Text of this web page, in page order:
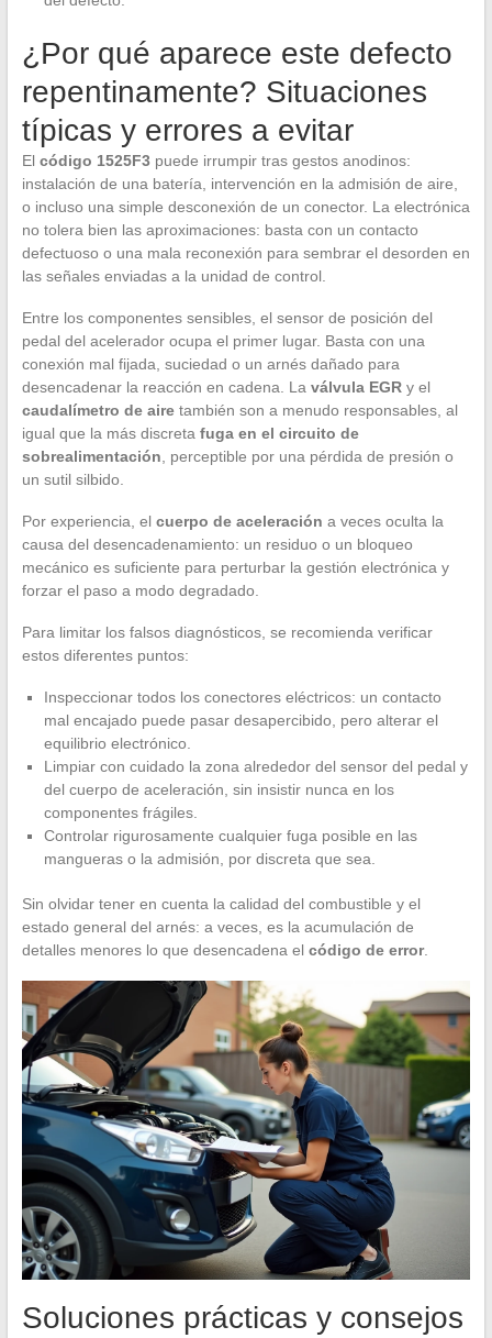
¿Por qué aparece este defecto
repentinamente? Situaciones
típicas y errores a evitar
El código 1525F3puede irrumpir tras gestos anodinos:
instalación de una batería, intervención en la admisión de aire,
o incluso una simple desconexión de un conector. La electrónica
no tolera bien las aproximaciones: basta con un contacto
defectuoso o una mala reconexión para sembrar el desorden en
las señales enviadas a la unidad de control.
Entre los componentes sensibles, el sensor de posición del
pedal del acelerador ocupa el primer lugar. Basta con una
conexión mal fijada, suciedad o un arnés dañado para
desencadenar la reacción en cadena. La válvula EGRy el
caudalímetro de airetambién son a menudo responsables, al
igual que la más discreta fuga en el circuito de
sobrealimentación , perceptible por una pérdida de presión o
un sutil silbido.
Por experiencia, el cuerpo de aceleración a veces oculta la
causa del desencadenamiento: un residuo o un bloqueo
mecánico es suficiente para perturbar la gestión electrónica y
forzar el paso a modo degradado.
Para limitar los falsos diagnósticos, se recomienda verificar
estos diferentes puntos:
Inspeccionar todos los conectores eléctricos: un contacto
mal encajado puede pasar desapercibido, pero alterar el
equilibrio electrónico.
Limpiar con cuidado la zona alrededor del sensor del pedal y
del cuerpo de aceleración, sin insistir nunca en los
componentes frágiles.
Controlar rigurosamente cualquier fuga posible en las
mangueras o la admisión, por discreta que sea.
Sin olvidar tener en cuenta la calidad del combustible y el
estado general del arnés: a veces, es la acumulación de
detalles menores lo que desencadena el código de error.
Soluciones prácticas y consejos